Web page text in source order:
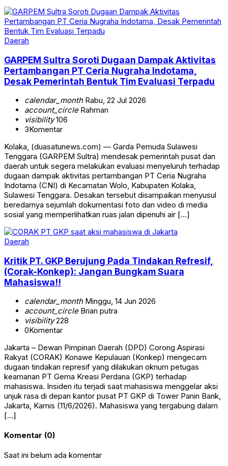
Daerah
GARPEM Sultra Soroti Dugaan Dampak Aktivitas
Pertambangan PT Ceria Nugraha Indotama,
Desak Pemerintah Bentuk Tim Evaluasi Terpadu
calendar_monthRabu, 22 Jul 2026
account_circleRahman
visibility106
3Komentar
Kolaka, (duasatunews.com) — Garda Pemuda Sulawesi
Tenggara (GARPEM Sultra) mendesak pemerintah pusat dan
daerah untuk segera melakukan evaluasi menyeluruh terhadap
dugaan dampak aktivitas pertambangan PT Ceria Nugraha
Indotama (CNI) di Kecamatan Wolo, Kabupaten Kolaka,
Sulawesi Tenggara. Desakan tersebut disampaikan menyusul
beredarnya sejumlah dokumentasi foto dan video di media
sosial yang memperlihatkan ruas jalan dipenuhi air […]
Daerah
Kritik PT. GKP Berujung Pada Tindakan Refresif,
(Corak-Konkep): Jangan Bungkam Suara
Mahasiswa!!
calendar_monthMinggu, 14 Jun 2026
account_circleBrian putra
visibility228
0Komentar
Jakarta – Dewan Pimpinan Daerah (DPD) Corong Aspirasi
Rakyat (CORAK) Konawe Kepulauan (Konkep) mengecam
dugaan tindakan represif yang dilakukan oknum petugas
keamanan PT Gema Kreasi Perdana (GKP) terhadap
mahasiswa. Insiden itu terjadi saat mahasiswa menggelar aksi
unjuk rasa di depan kantor pusat PT GKP di Tower Panin Bank,
Jakarta, Kamis (11/6/2026). Mahasiswa yang tergabung dalam
[…]
Komentar (0)
Saat ini belum ada komentar